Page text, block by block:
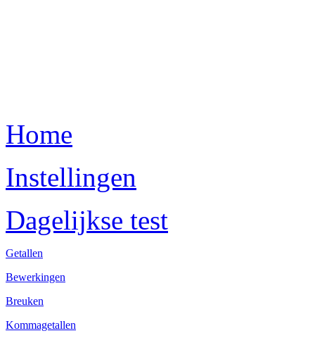
Home
Instellingen
Dagelijkse test
Getallen
Bewerkingen
Breuken
Kommagetallen